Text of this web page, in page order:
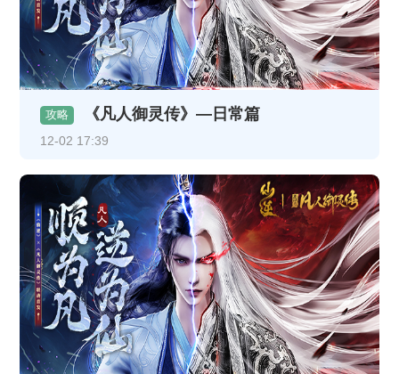
攻略 《凡人御灵传》—日常篇
12-02 17:39